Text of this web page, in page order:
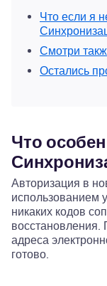
Что если я
Смотри
Остались
Что
Авторизация в
использованием
никаких кодов
адреса
готово.